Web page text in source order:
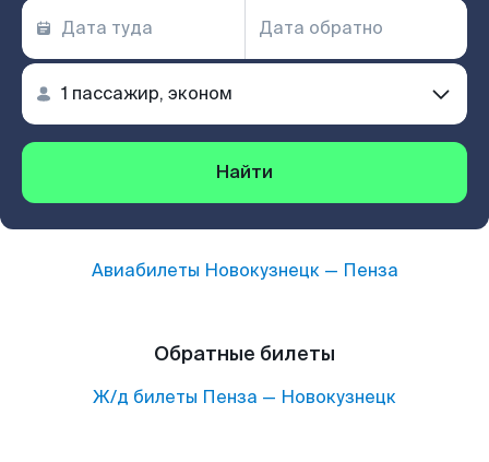
Найти
Авиабилеты Новокузнецк— Пенза
Обратные билеты
Ж/д билеты Пенза — Новокузнецк